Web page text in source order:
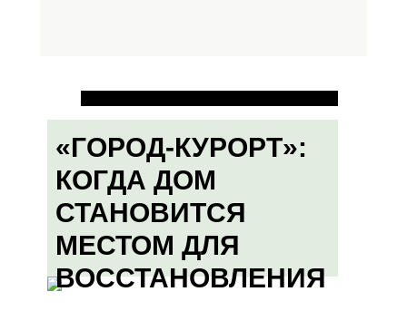
«ГОРОД-КУРОРТ»:
КОГДА ДОМ
СТАНОВИТСЯ
МЕСТОМ ДЛЯ
ВОССТАНОВЛЕНИЯ